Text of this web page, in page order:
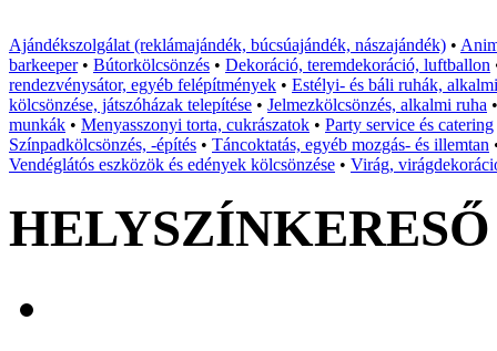
Ajándékszolgálat (reklámajándék, búcsúajándék, nászajándék) •
barkeeper• Bútorkölcsönzés • Dekoráció, teremdekoráció, luftballon
rendezvénysátor, egyéb felépítmények • Estélyi- és báli ruhák,
kölcsönzése, játszóházak telepítése • Jelmezkölcsönzés, alkalmi ruha
munkák • Menyasszonyi torta, cukrászatok • Party service és catering
Színpadkölcsönzés, -építés • Táncoktatás, egyéb mozgás- és illemtan
Vendéglátós eszközök és edények kölcsönzése • Virág,
HELYSZÍNKERESŐ